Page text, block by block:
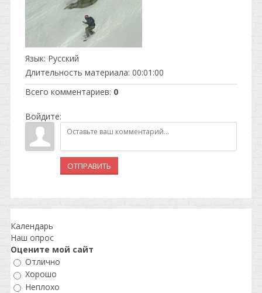
Язык: Русский
Длительность материала: 00:01:00
Всего комментариев: 0
Войдите:
ОТПРАВИТЬ
Календарь
Наш опрос
Оцените мой сайт
Отлично
Хорошо
Неплохо